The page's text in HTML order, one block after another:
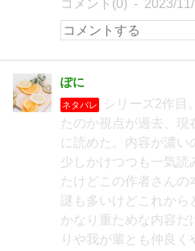
コメント(0) 2023/
ぽに
ネタバレ
シリーズ2作目
たのか視点が過去、現
に読めた。内容が濃い
少しかけつつも一気読
たけどこの作者さんの
謎も多いけどこれから
かなり重ためな内容だ
りや我が輩とも仲良く